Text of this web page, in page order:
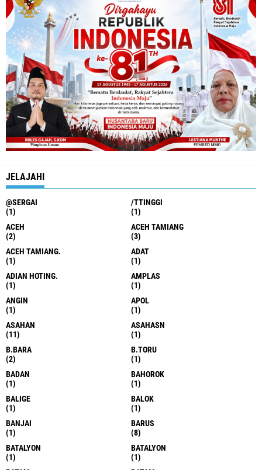
JELAJAHI
@SERGAI
(1)
/TTINGGI
(1)
ACEH
(2)
ACEH TAMIANG
(3)
ACEH TAMIANG.
(1)
ADAT
(1)
ADIAN HOTING.
(1)
AMPLAS
(1)
ANGIN
(1)
APOL
(1)
ASAHAN
(11)
ASAHASN
(1)
B.BARA
(2)
B.TORU
(1)
BADAN
(1)
BAHOROK
(1)
BALIGE
(1)
BALOK
(1)
BANJAI
(1)
BARUS
(8)
BATALYON
(1)
BATALYON
(1)